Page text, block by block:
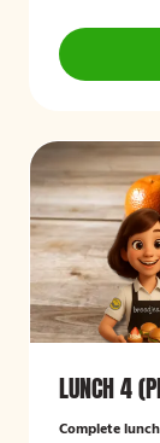
LUNCH 4
Complete